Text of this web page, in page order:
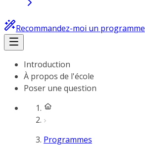
Recommandez-moi un programme
Introduction
À propos de l'école
Poser une question
Programmes